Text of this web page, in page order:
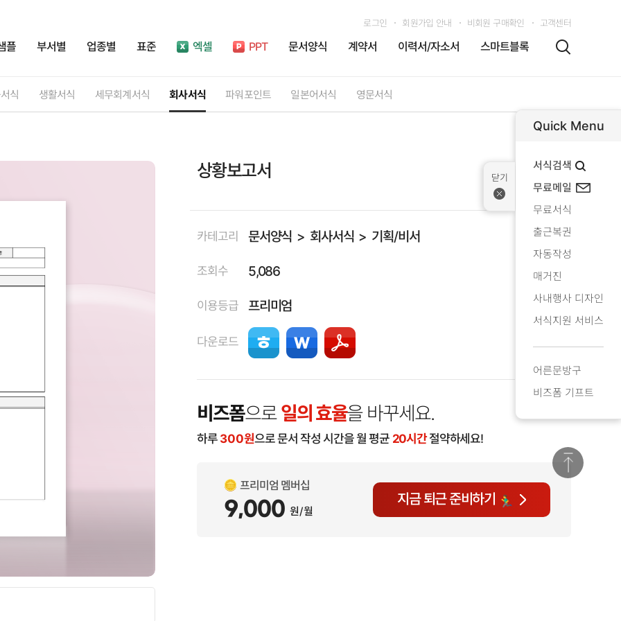
플 부서별 업종별 표준 엑셀 PPT 문서양식 계약서 이력서/자소서 스마트블록
로그인 회원가입 안내 비회원 구매확인 고객센터
식 생활서식 세무회계서식 회사서식 파워포인트 일본어서식 영문서식
상황보고서
카테고리 문서양식 회사서식 기획/비서
조회수 5,086
이용등급 프리미엄
다운로드
비즈폼으로일의 효율을 바꾸세요.
하루 300원으로 문서 작성 시간을 월 평균 20시간절약하세요!
프리미엄 멤버십
9,000 원/월
지금 퇴근 준비하기
Quick Menu
서식검색
무료메일
무료서식
출근복권
자동작성
매거진
사내행사 디자인
서식지원 서비스
어른문방구
비즈폼 기프트